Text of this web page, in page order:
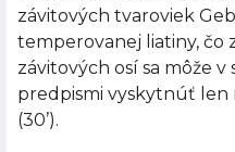
závitových tvaroviek
temperovanej liatiny, čo
závitových osí sa môže
predpismi vyskytnúť len
(30’).